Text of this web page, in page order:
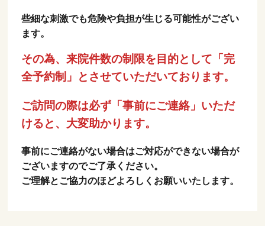
些細な刺激でも危険や負担が生じる可能性がござい
ます。
その為、来院件数の制限を目的として「完
全予約制」とさせていただいております。
ご訪問の際は必ず「事前にご連絡」いただ
けると、大変助かります。
事前にご連絡がない場合はご対応ができない場合が
ございますのでご了承ください。
ご理解とご協力のほどよろしくお願いいたします。